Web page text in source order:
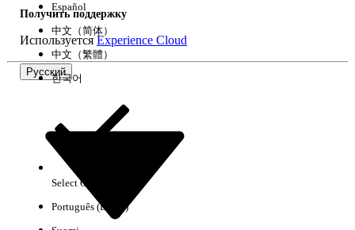
Получить поддержку
ИспользуетсяExperience Cloud
Русский
Español
中文（简体）
中文（繁體）
한국어
Select Org
Português (Brasil)